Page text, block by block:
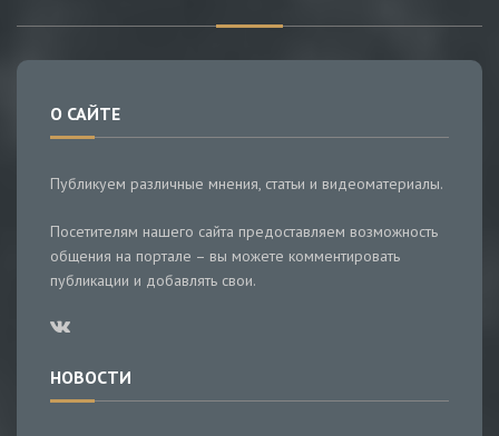
О САЙТЕ
Публикуем различные мнения, статьи и видеоматериалы.
Посетителям нашего сайта предоставляем возможность
общения на портале – вы можете комментировать
публикации и добавлять свои.
НОВОСТИ